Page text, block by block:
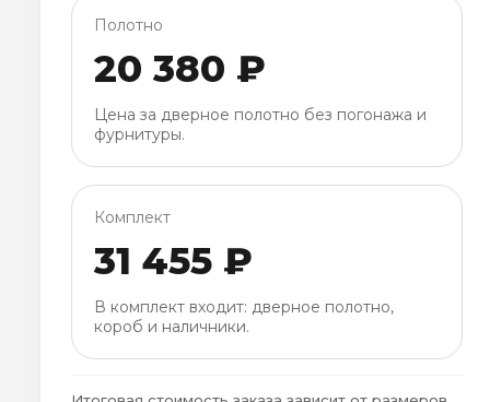
Полотно
20 380 ₽
Цена за дверное полотно без погонажа и
фурнитуры.
Комплект
31 455 ₽
В комплект входит: дверное полотно,
короб и наличники.